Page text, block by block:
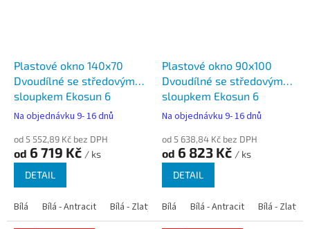
Plastové okno 140x70
Dvoudílné se středovým
sloupkem Ekosun 6
Na objednávku 9- 16 dnů
od 5 552,89 Kč bez DPH
od 6 719 Kč / ks
DETAIL
Bílá Bílá - Antracit Bílá - Zlatý dub Bílá - Tmavý dub Bílá -
Plastové okno 90x100
Dvoudílné se středovým
sloupkem Ekosun 6
Na objednávku 9- 16 dnů
od 5 638,84 Kč bez DPH
od 6 823 Kč / ks
DETAIL
Bílá Bílá - Antracit Bílá - Zlatý